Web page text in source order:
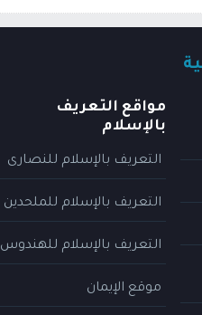
مواقع التعريف
بالإسلام
التعريف بالإسلام للنصارى
التعريف بالإسلام للملحدين
التعريف بالإسلام للهندوس
موقع الإيمان